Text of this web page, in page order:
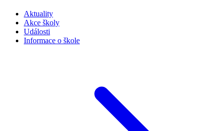
Aktuality
Akce školy
Události
Informace o škole